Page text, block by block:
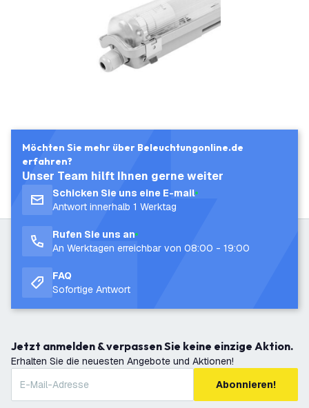
Möchten Sie mehr über Beleuchtungonline.de
erfahren?
Unser Team hilft Ihnen gerne weiter
Schicken Sie uns eine E-mail
Antwort innerhalb 1 Werktag
Rufen Sie uns an
An Werktagen erreichbar von 08:00 - 19:00
FAQ
Sofortige Antwort
Jetzt anmelden & verpassen Sie keine einzige Aktion.
Erhalten Sie die neuesten Angebote und Aktionen!
Abonnieren!